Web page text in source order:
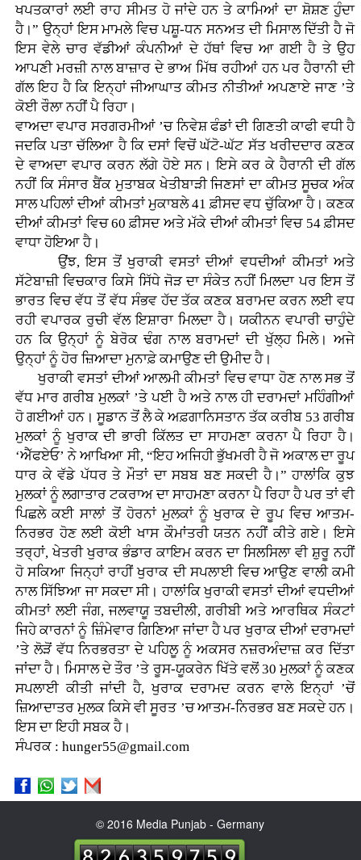
ਖਪਤਕਾਰਾਂ ਲਈ ਰਾਹ ਸੀਮਤ ਹੋ ਜਾਂਦੇ ਹਨ ਤੇ ਕਾਮਿਆਂ ਦਾ ਸ਼ੋਸ਼ਣ ਹੁੰਦਾ
ਹੈ।” ਉਨ੍ਹਾਂ ਇਸ ਮਾਮਲੇ ਵਿਚ ਪਸ਼ੂ-ਧਨ ਸਨਅਤ ਦੀ ਮਿਸਾਲ ਦਿੱਤੀ ਹੈ ਜੋ
ਇਸ ਵੇਲੇ ਚਾਰ ਵੱਡੀਆਂ ਕੰਪਨੀਆਂ ਦੇ ਹੱਥਾਂ ਵਿਚ ਆ ਗਈ ਹੈ ਤੇ ਉਹ
ਆਪਣੀ ਮਰਜ਼ੀ ਨਾਲ ਬਾਜ਼ਾਰ ਦੇ ਭਾਅ ਮਿੱਥ ਰਹੀਆਂ ਹਨ ਪਰ ਹੈਰਾਨੀ ਦੀ
ਗੱਲ ਇਹ ਹੈ ਕਿ ਇਨ੍ਹਾਂ ਜੀਆਘਾਤ ਕੀਮਤ ਨੀਤੀਆਂ ਅਪਣਾਏ ਜਾਣ ’ਤੇ
ਕੋਈ ਰੌਲਾ ਨਹੀਂ ਪੈ ਰਿਹਾ।
ਵਾਅਦਾ ਵਪਾਰ ਸਰਗਰਮੀਆਂ ’ਚ ਨਿਵੇਸ਼ ਫੰਡਾਂ ਦੀ ਗਿਣਤੀ ਕਾਫੀ ਵਧੀ ਹੈ
ਜਦਕਿ ਪਤਾ ਚੱਲਿਆ ਹੈ ਕਿ ਦਸਾਂ ਵਿਚੋਂ ਘੱਟੋ-ਘੱਟ ਸੱਤ ਖਰੀਦਦਾਰ ਕਣਕ
ਦੇ ਵਾਅਦਾ ਵਪਾਰ ਕਰਨ ਲੱਗੇ ਹੋਏ ਸਨ। ਇਸੇ ਕਰ ਕੇ ਹੈਰਾਨੀ ਦੀ ਗੱਲ
ਨਹੀਂ ਕਿ ਸੰਸਾਰ ਬੈਂਕ ਮੁਤਾਬਕ ਖੇਤੀਬਾੜੀ ਜਿਣਸਾਂ ਦਾ ਕੀਮਤ ਸੂਚਕ ਅੰਕ
ਸਾਲ ਪਹਿਲਾਂ ਦੀਆਂ ਕੀਮਤਾਂ ਮੁਕਾਬਲੇ 41 ਫ਼ੀਸਦ ਵਧ ਚੁੱਕਿਆ ਹੈ। ਕਣਕ
ਦੀਆਂ ਕੀਮਤਾਂ ਵਿਚ 60 ਫ਼ੀਸਦ ਅਤੇ ਮੱਕੇ ਦੀਆਂ ਕੀਮਤਾਂ ਵਿਚ 54 ਫ਼ੀਸਦ
ਵਾਧਾ ਹੋਇਆ ਹੈ।
ਉਂਝ, ਇਸ ਤੋਂ ਖੁਰਾਕੀ ਵਸਤਾਂ ਦੀਆਂ ਵਧਦੀਆਂ ਕੀਮਤਾਂ ਅਤੇ
ਸੱਟੇਬਾਜ਼ੀ ਵਿਚਕਾਰ ਕਿਸੇ ਸਿੱਧੇ ਜੋੜ ਦਾ ਸੰਕੇਤ ਨਹੀਂ ਮਿਲਦਾ ਪਰ ਇਸ ਤੋਂ
ਭਾਰਤ ਵਿਚ ਵੱਧ ਤੋਂ ਵੱਧ ਸੰਭਵ ਹੱਦ ਤੱਕ ਕਣਕ ਬਰਾਮਦ ਕਰਨ ਲਈ ਵਧ
ਰਹੀ ਵਪਾਰਕ ਰੁਚੀ ਵੱਲ ਇਸ਼ਾਰਾ ਮਿਲਦਾ ਹੈ। ਯਕੀਨਨ ਵਪਾਰੀ ਚਾਹੁੰਦੇ
ਹਨ ਕਿ ਉਨ੍ਹਾਂ ਨੂੰ ਬੇਰੋਕ ਢੰਗ ਨਾਲ ਬਰਾਮਦਾਂ ਦੀ ਖੁੱਲ੍ਹ ਮਿਲੇ। ਅਜੇ
ਉਨ੍ਹਾਂ ਨੂੰ ਹੋਰ ਜ਼ਿਆਦਾ ਮੁਨਾਫ਼ੇ ਕਮਾਉਣ ਦੀ ਉਮੀਦ ਹੈ।
ਖੁਰਾਕੀ ਵਸਤਾਂ ਦੀਆਂ ਆਲਮੀ ਕੀਮਤਾਂ ਵਿਚ ਵਾਧਾ ਹੋਣ ਨਾਲ ਸਭ ਤੋਂ
ਵੱਧ ਮਾਰ ਗਰੀਬ ਮੁਲਕਾਂ ’ਤੇ ਪਈ ਹੈ ਅਤੇ ਨਾਲ ਹੀ ਦਰਾਮਦਾਂ ਮਹਿੰਗੀਆਂ
ਹੋ ਗਈਆਂ ਹਨ। ਸੂਡਾਨ ਤੋਂ ਲੈ ਕੇ ਅਫ਼ਗਾਨਿਸਤਾਨ ਤੱਕ ਕਰੀਬ 53 ਗਰੀਬ
ਮੁਲਕਾਂ ਨੂੰ ਖੁਰਾਕ ਦੀ ਭਾਰੀ ਕਿੱਲਤ ਦਾ ਸਾਹਮਣਾ ਕਰਨਾ ਪੈ ਰਿਹਾ ਹੈ।
‘ਐੱਫਏਓ’ ਨੇ ਆਖਿਆ ਸੀ, “ਇਹ ਅਜਿਹੀ ਭੁੱਖਮਰੀ ਹੈ ਜੋ ਅਕਾਲ ਦਾ ਰੂਪ
ਧਾਰ ਕੇ ਵੱਡੇ ਪੱਧਰ ਤੇ ਮੌਤਾਂ ਦਾ ਸਬਬ ਬਣ ਸਕਦੀ ਹੈ।” ਹਾਲਾਂਕਿ ਕੁਝ
ਮੁਲਕਾਂ ਨੂੰ ਲਗਾਤਾਰ ਟਕਰਾਅ ਦਾ ਸਾਹਮਣਾ ਕਰਨਾ ਪੈ ਰਿਹਾ ਹੈ ਪਰ ਤਾਂ ਵੀ
ਪਿਛਲੇ ਕਈ ਸਾਲਾਂ ਤੋਂ ਹੋਰਨਾਂ ਮੁਲਕਾਂ ਨੂੰ ਖੁਰਾਕ ਦੇ ਰੂਪ ਵਿਚ ਆਤਮ-
ਨਿਰਭਰ ਹੋਣ ਲਈ ਕੋਈ ਖਾਸ ਕੌਮਾਂਤਰੀ ਯਤਨ ਨਹੀਂ ਕੀਤੇ ਗਏ। ਇਸੇ
ਤਰ੍ਹਾਂ, ਖੇਤਰੀ ਖੁਰਾਕ ਭੰਡਾਰ ਕਾਇਮ ਕਰਨ ਦਾ ਸਿਲਸਿਲਾ ਵੀ ਸ਼ੁਰੂ ਨਹੀਂ
ਹੋ ਸਕਿਆ ਜਿਨ੍ਹਾਂ ਰਾਹੀਂ ਖੁਰਾਕ ਦੀ ਸਪਲਾਈ ਵਿਚ ਆਉਣ ਵਾਲੀ ਕਮੀ
ਨਾਲ ਸਿੱਝਿਆ ਜਾ ਸਕਦਾ ਸੀ। ਹਾਲਾਂਕਿ ਖੁਰਾਕੀ ਵਸਤਾਂ ਦੀਆਂ ਵਧਦੀਆਂ
ਕੀਮਤਾਂ ਲਈ ਜੰਗ, ਜਲਵਾਯੂ ਤਬਦੀਲੀ, ਗਰੀਬੀ ਅਤੇ ਆਰਥਿਕ ਸੰਕਟਾਂ
ਜਿਹੇ ਕਾਰਨਾਂ ਨੂੰ ਜ਼ਿੰਮੇਵਾਰ ਗਿਣਿਆ ਜਾਂਦਾ ਹੈ ਪਰ ਖੁਰਾਕ ਦੀਆਂ ਦਰਾਮਦਾਂ
’ਤੇ ਲੋੜੋਂ ਵੱਧ ਨਿਰਭਰਤਾ ਦੇ ਪਹਿਲੂ ਨੂੰ ਅਕਸਰ ਨਜ਼ਰਅੰਦਾਜ਼ ਕਰ ਦਿੱਤਾ
ਜਾਂਦਾ ਹੈ। ਮਿਸਾਲ ਦੇ ਤੌਰ ’ਤੇ ਰੂਸ-ਯੂਕਰੇਨ ਖਿੱਤੇ ਵਲੋਂ 30 ਮੁਲਕਾਂ ਨੂੰ ਕਣਕ
ਸਪਲਾਈ ਕੀਤੀ ਜਾਂਦੀ ਹੈ, ਖੁਰਾਕ ਦਰਾਮਦ ਕਰਨ ਵਾਲੇ ਇਨ੍ਹਾਂ ’ਚੋਂ
ਜ਼ਿਆਦਾਤਰ ਮੁਲਕ ਕਿਸੇ ਵੀ ਸੂਰਤ ’ਚ ਆਤਮ-ਨਿਰਭਰ ਬਣ ਸਕਦੇ ਹਨ।
ਇਸ ਦਾ ਇਹੀ ਸਬਕ ਹੈ।
ਸੰਪਰਕ : hunger55@gmail.com
© 2016 Media Punjab - Germany